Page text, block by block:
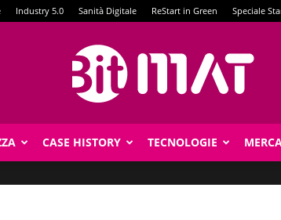
Industry 5.0 Sanità Digitale ReStart in Green Speciale
CASE HISTORY TECNOLOGIE